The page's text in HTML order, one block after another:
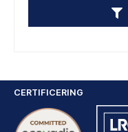
CERTIFICERING